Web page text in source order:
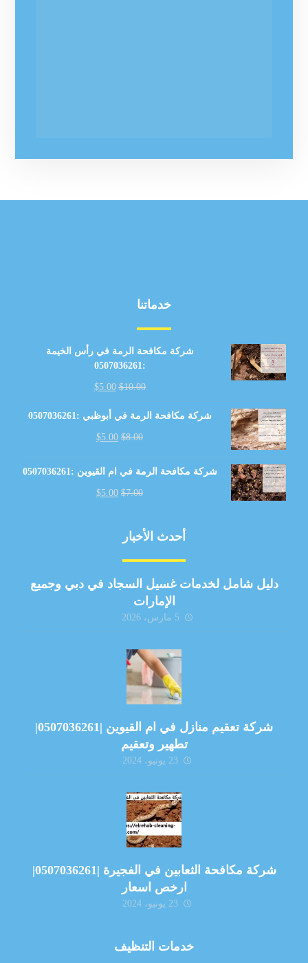
خدماتنا
شركة مكافحة الرمة في رأس الخيمة
:0507036261
$10.00
$5.00
شركة مكافحة الرمة في أبوظبي :0507036261
$8.00
$5.00
شركة مكافحة الرمة في ام القيوين :0507036261
$7.00
$5.00
أحدث الأخبار
دليل شامل لخدمات غسيل السجاد في دبي وجميع
الإمارات
5 مارس، 2026
شركة تعقيم منازل في ام القيوين |0507036261|
تطهير وتعقيم
23 يونيو، 2024
شركة مكافحة الثعابين في الفجيرة |0507036261|
ارخص اسعار
23 يونيو، 2024
خدمات التنظيف